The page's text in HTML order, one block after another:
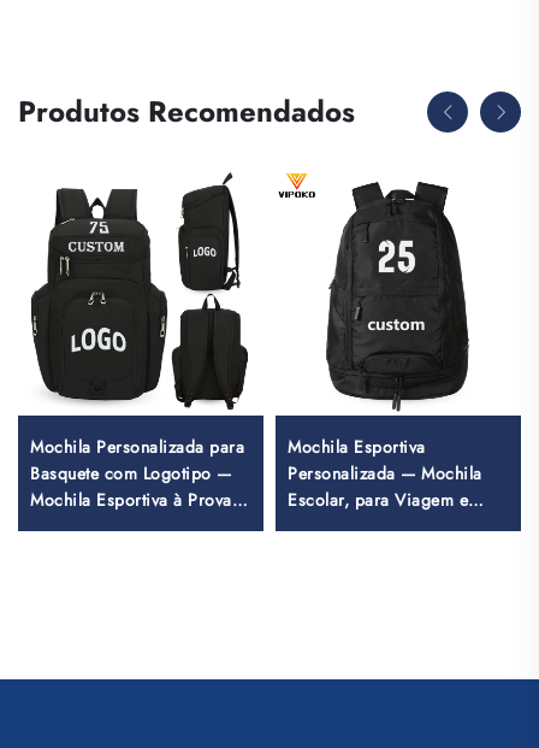
Produtos Recomendados
Mochila Personalizada para
Basquete com Logotipo —
Mochila Esportiva à Prova
d'Água, Casual e Escolar,
Mochila Esportiva
Personalizada — Mochila
Escolar, para Viagem e
Trilhas, Mochila para